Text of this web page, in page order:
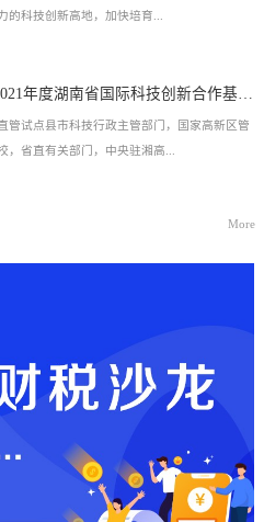
的科技创新高地，加快培育...
... 关于组织开展2021年度湖南省国际科技创新合作基地申报工作的通知
管试点县市科技行政主管部门，国家高新区管
，省直有关部门，中央驻湘高...
More